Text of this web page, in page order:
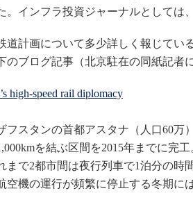
。インフラ投資ジャーナルとしては
道計画について多少詳しく報じてい
のブログ記事（北京駐在の同紙記者
high-speed rail diplomacy
フスタンの首都アスタナ（人口60万
を結ぶ区間を2015年までに完工
まで2都市間は夜行列車で1泊分の
空機の運行が頻繁に停止する冬期に